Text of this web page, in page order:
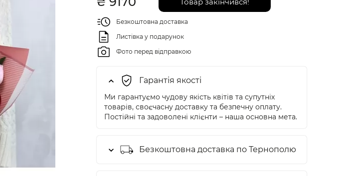
Безкоштовна доставка
Листівка у подарунок
Фото перед відправкою
Гарантія якості
Ми гарантуємо чудову якість квітів та супутніх
товарів, своєчасну доставку та безпечну оплату.
Постійні та задоволені клієнти – наша основна мета.
Безкоштовна доставка по Тернополю